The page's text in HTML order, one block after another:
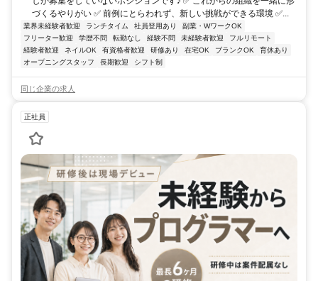
づくるやりがい ✅ 前例にとらわれず、新しい挑戦ができる環境 ✅...
業界未経験者歓迎 ランチタイム 社員登用あり
副業・WワークOK
フリーター歓迎
学歴不問 転勤なし 経験不問 未経験者歓迎
フルリモート
経験者歓迎
ネイルOK 有資格者歓迎 研修あり 在宅OK ブランクOK
育休あり
オープニングスタッフ
長期歓迎 シフト制
同じ企業の求人
正社員